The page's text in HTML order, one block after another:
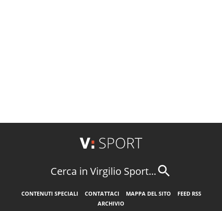
Cerca in Virgilio Sport...
CONTENUTI SPECIALI CONTATTACI MAPPA DEL SITO
FEED RSS
ARCHIVIO